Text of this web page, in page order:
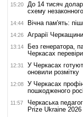
15:20
До 14 тисяч
схему
14:44 Вічна пам'ять:
14:26 Аграрії
13:14
Без генератора,
Черкасах
12:31
У Черкасах
оновили розмітку
12:08
У Черкасах
пошкодженого
11:57
Черкаська
Prize Ukraine 2026